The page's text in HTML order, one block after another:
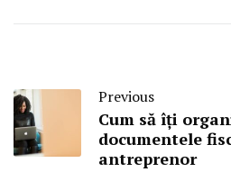
Previous
Cum să îți
documentele
antreprenor